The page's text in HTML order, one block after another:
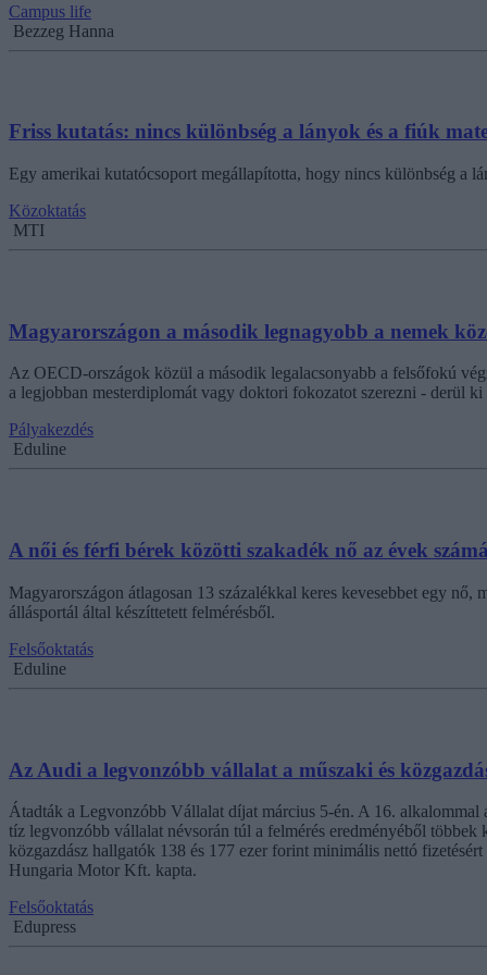
Campus life
Bezzeg Hanna
Friss kutatás: nincs különbség a lányok és a fiúk
Egy amerikai kutatócsoport megállapította, hogy nincs különbség a
Közoktatás
MTI
Magyarországon a második legnagyobb a nemek
Az OECD-országok közül a második legalacsonyabb a felsőfokú
a legjobban mesterdiplomát vagy doktori fokozatot szerezni - derül
Pályakezdés
Eduline
A női és férfi bérek közötti szakadék nő az évek
Magyarországon átlagosan 13 százalékkal keres kevesebbet egy
állásportál által készíttetett felmérésből.
Felsőoktatás
Eduline
Az Audi a legvonzóbb vállalat a műszaki és
Átadták a Legvonzóbb Vállalat díjat március 5-én. A 16. alkalommal
tíz legvonzóbb vállalat névsorán túl a felmérés eredményéből
közgazdász hallgatók 138 és 177 ezer forint minimális nettó
Hungaria Motor Kft. kapta.
Felsőoktatás
Edupress